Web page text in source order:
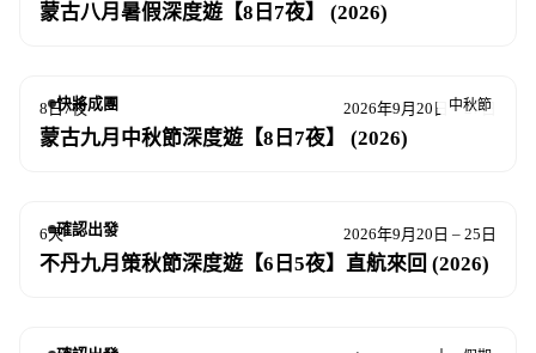
蒙古八月暑假深度遊【8日7夜】 (2026)
快將成團 中秋節
8日7夜 2026年9月20日 – 27日
蒙古九月中秋節深度遊【8日7夜】 (2026)
確認出發
6天 2026年9月20日 – 25日
不丹九月策秋節深度遊【6日5夜】直航來回 (2026)